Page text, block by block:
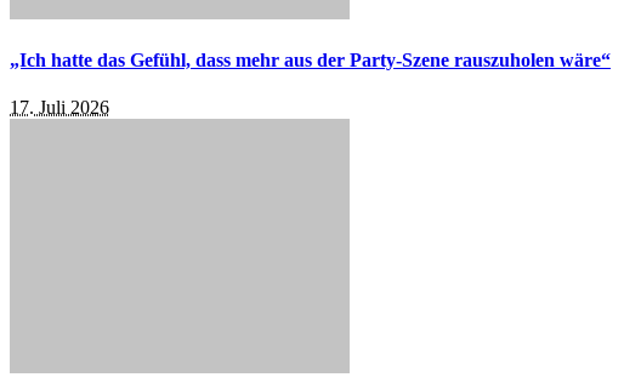
„Ich hatte das Gefühl, dass mehr aus der Party-Szene rauszuholen wäre“
17. Juli 2026